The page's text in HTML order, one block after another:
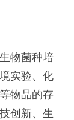
物菌种培
实验、化
物品的存
创新、生